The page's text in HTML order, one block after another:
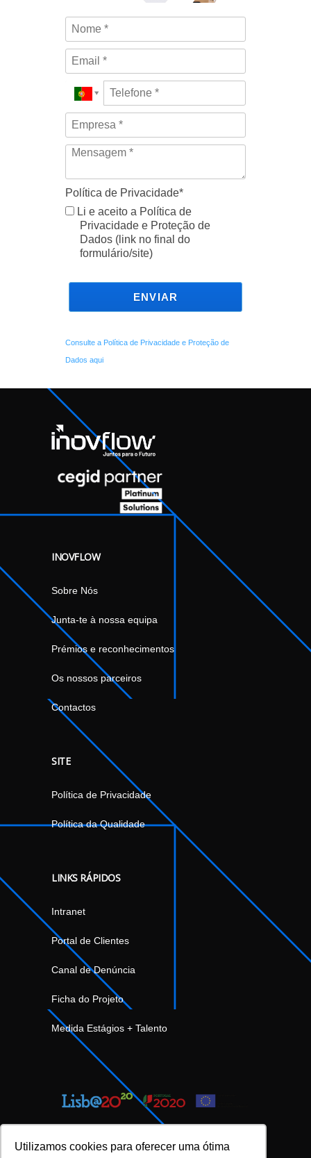
Utilizamos cookies para oferecer uma ótima
Política de Privacidade*
Li e aceito a Política de
Privacidade e Proteção de
Dados (link no final do
formulário/site)
ENVIAR
Consulte a Política de Privacidade e Proteção de
Dados aqui
INOVFLOW
Sobre Nós
Junta-te à nossa equipa
Prémios e reconhecimentos
Os nossos parceiros
Contactos
SITE
Política de Privacidade
Política da Qualidade
LINKS RÁPIDOS
Intranet
Portal de Clientes
Canal de Denúncia
Ficha do Projeto
Medida Estágios + Talento